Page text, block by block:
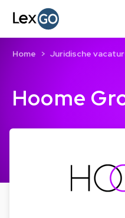
Hoome
Home Juridische